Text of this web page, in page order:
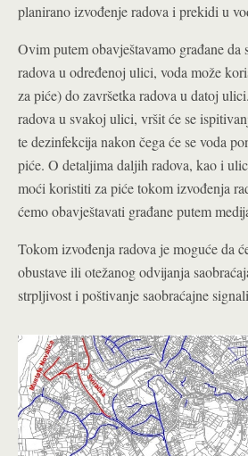
planirano izvođenje radova i prekidi u
Ovim putem obavještavamo građane
radova u određenoj ulici, voda može
za piće) do završetka radova u datoj
radova u svakoj ulici, vršit će se
te dezinfekcija nakon čega će se voda
piće. O detaljima daljih radova, kao i
moći koristiti za piće tokom izvođenja
ćemo obavještavati građane putem
Tokom izvođenja radova je moguće da
obustave ili otežanog odvijanja
strpljivost i poštivanje saobraćajne